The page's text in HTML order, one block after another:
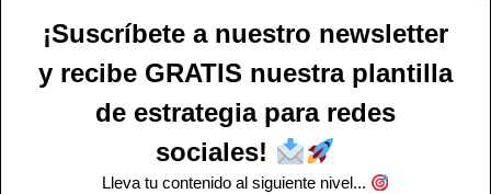
¡Suscríbete a nuestro newsletter
y recibe GRATIS nuestra plantilla
de estrategia para redes
sociales!
Lleva tu contenido al siguiente nivel...